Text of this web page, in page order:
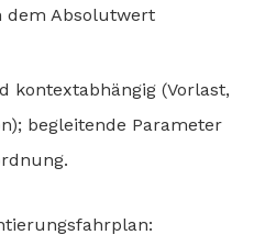
dem Absolutwert
kontextabhängig (Vorlast,
begleitende Parameter